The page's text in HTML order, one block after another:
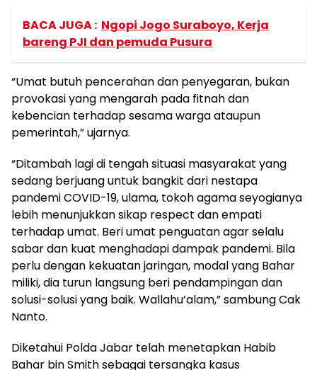
BACA JUGA : Ngopi Jogo Suraboyo, Kerja
bareng PJI dan pemuda Pusura
“Umat butuh pencerahan dan penyegaran, bukan
provokasi yang mengarah pada fitnah dan
kebencian terhadap sesama warga ataupun
pemerintah,” ujarnya.
“Ditambah lagi di tengah situasi masyarakat yang
sedang berjuang untuk bangkit dari nestapa
pandemi COVID-19, ulama, tokoh agama seyogianya
lebih menunjukkan sikap respect dan empati
terhadap umat. Beri umat penguatan agar selalu
sabar dan kuat menghadapi dampak pandemi. Bila
perlu dengan kekuatan jaringan, modal yang Bahar
miliki, dia turun langsung beri pendampingan dan
solusi-solusi yang baik. Wallahu’alam,” sambung Cak
Nanto.
Diketahui Polda Jabar telah menetapkan Habib
Bahar bin Smith sebagai tersangka kasus